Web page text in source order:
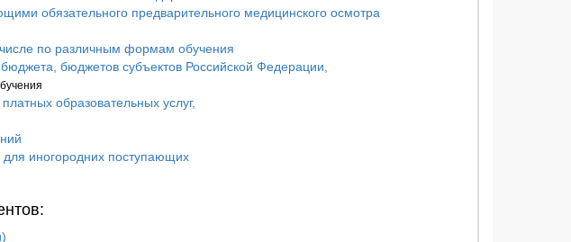
обязательного предварительного медицинского осмотра
по различным формам обучения
бюджетов субъектов Российской Федерации,
образовательных услуг,
иногородних поступающих